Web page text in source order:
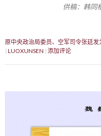
供稿：韩
原中央政治局委员、空军司令张廷
LUOXUNSEN 添加评论